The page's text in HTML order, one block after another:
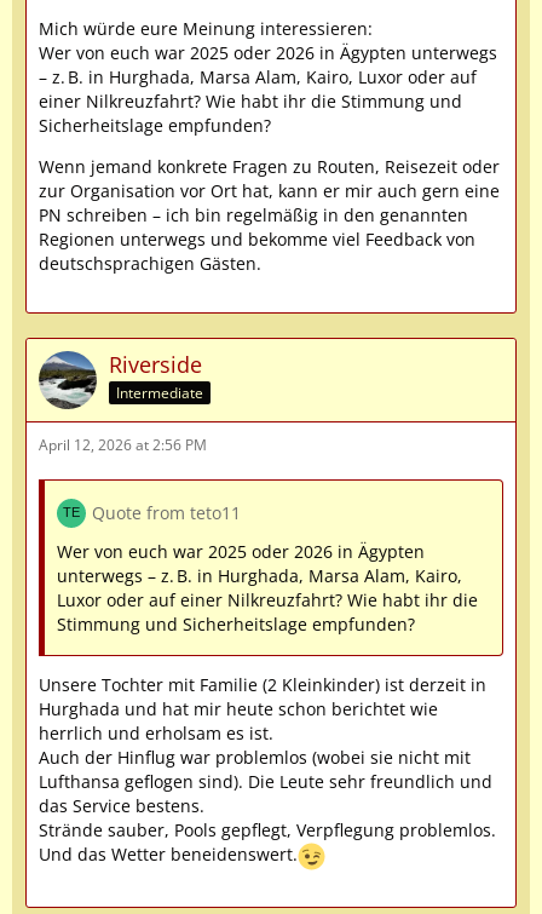
Mich würde eure Meinung interessieren:
Wer von euch war 2025 oder 2026 in Ägypten unterwegs
– z. B. in Hurghada, Marsa Alam, Kairo, Luxor oder auf
einer Nilkreuzfahrt? Wie habt ihr die Stimmung und
Sicherheitslage empfunden?
Wenn jemand konkrete Fragen zu Routen, Reisezeit oder
zur Organisation vor Ort hat, kann er mir auch gern eine
PN schreiben – ich bin regelmäßig in den genannten
Regionen unterwegs und bekomme viel Feedback von
deutschsprachigen Gästen.
Riverside
Intermediate
April 12, 2026 at 2:56 PM
Quote from teto11
Wer von euch war 2025 oder 2026 in Ägypten
unterwegs – z. B. in Hurghada, Marsa Alam, Kairo,
Luxor oder auf einer Nilkreuzfahrt? Wie habt ihr die
Stimmung und Sicherheitslage empfunden?
Unsere Tochter mit Familie (2 Kleinkinder) ist derzeit in
Hurghada und hat mir heute schon berichtet wie
herrlich und erholsam es ist.
Auch der Hinflug war problemlos (wobei sie nicht mit
Lufthansa geflogen sind). Die Leute sehr freundlich und
das Service bestens.
Strände sauber, Pools gepflegt, Verpflegung problemlos.
Und das Wetter beneidenswert.